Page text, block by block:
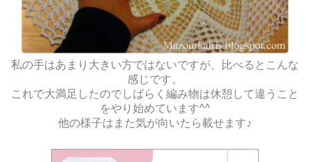
私の手はあまり大きい方ではないですが、比べるとこんな
感じです。
これで大満足したのでしばらく編み物は休憩して違うこと
をやり始めています^^
他の様子はまた気が向いたら載せます♪